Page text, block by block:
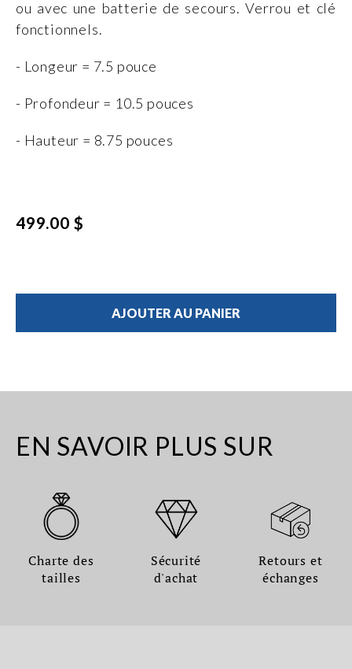
ou avec une batterie de secours. Verrou et clé
fonctionnels.
- Longeur = 7.5 pouce
- Profondeur = 10.5 pouces
- Hauteur = 8.75 pouces
499.00 $
AJOUTER AU PANIER
EN SAVOIR PLUS SUR
Charte des
tailles
Sécurité
d'achat
Retours et
échanges